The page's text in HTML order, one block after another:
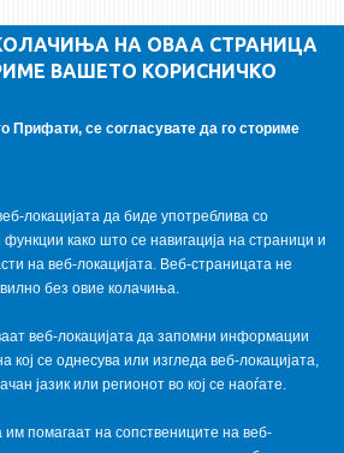
All Rights Reserved. Designed by
. Powered by VapourApps
Privacy Policy
НА ОВАА СТРАНИЦА
ВАШЕТО КОРИСНИЧКО
Прифати, се согласувате да го сториме
локацијата да биде употреблива со
како што се навигација на страници и
на веб-локацијата. Веб-страницата не
без овие колачиња.
веб-локацијата да запомни информации
кој се однесува или изгледа веб-локацијата,
јазик или регионот во кој се наоѓате.
им помагаат на сопствениците на веб-